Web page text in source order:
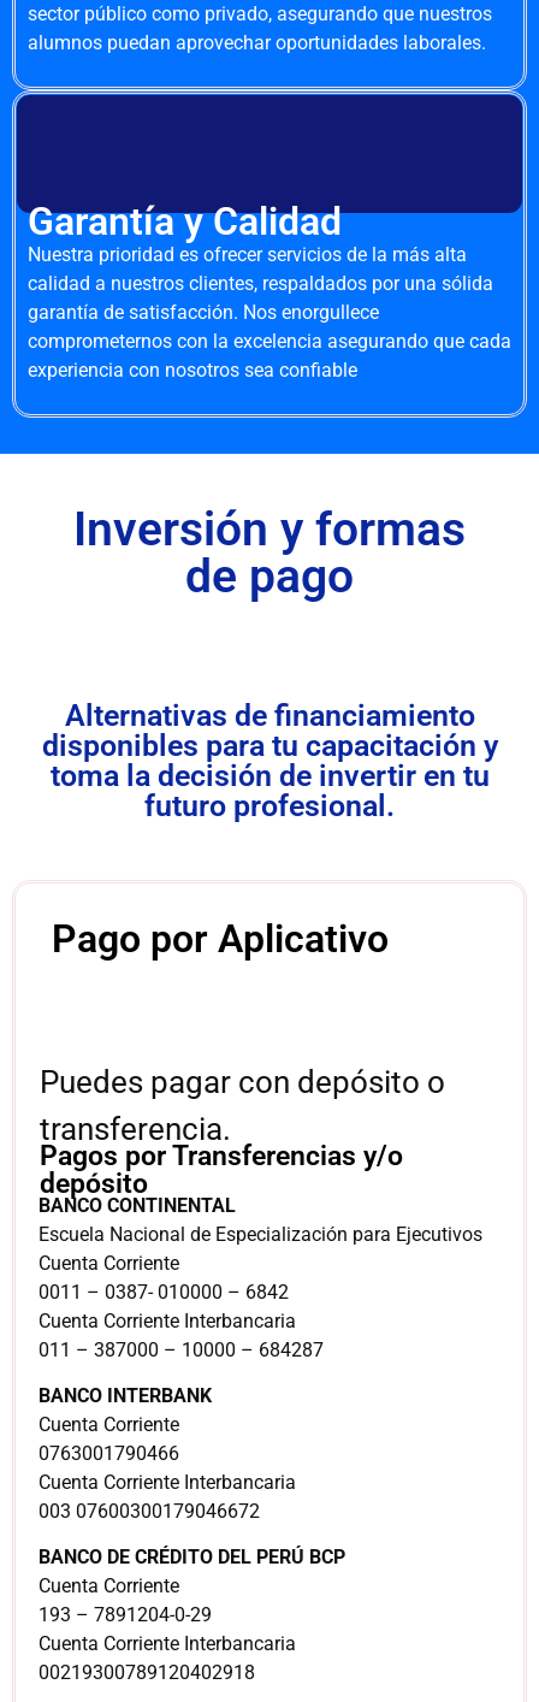
sector público como privado, asegurando que nuestros
alumnos puedan aprovechar oportunidades laborales.
Garantía y Calidad
Nuestra prioridad es ofrecer servicios de la más alta
calidad a nuestros clientes, respaldados por una sólida
garantía de satisfacción. Nos enorgullece
comprometernos con la excelencia asegurando que cada
experiencia con nosotros sea confiable
Inversión y formas
de pago
Alternativas de financiamiento
disponibles para tu capacitación y
toma la decisión de invertir en tu
futuro profesional.
Pago por Aplicativo
Puedes pagar con depósito o
transferencia.
BANCO CONTINENTAL
Escuela Nacional de Especialización para Ejecutivos
Cuenta Corriente
0011 – 0387- 010000 – 6842
Cuenta Corriente Interbancaria
011 – 387000 – 10000 – 684287
BANCO INTERBANK
Cuenta Corriente
0763001790466
Cuenta Corriente Interbancaria
003 07600300179046672
BANCO DE CRÉDITO DEL PERÚ BCP
Cuenta Corriente
193 – 7891204-0-29
Cuenta Corriente Interbancaria
00219300789120402918
Pagos por Transferencias y/o
depósito